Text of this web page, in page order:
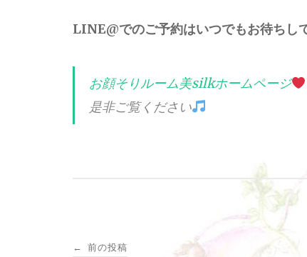
LINE@でのご予約はいつでもお待ちし
お顔そりルーム美silkホームページ
是非ご覧ください
投
← 前の投稿